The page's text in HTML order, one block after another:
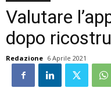
Valutare
dopo
Redazione 6 Aprile 2021